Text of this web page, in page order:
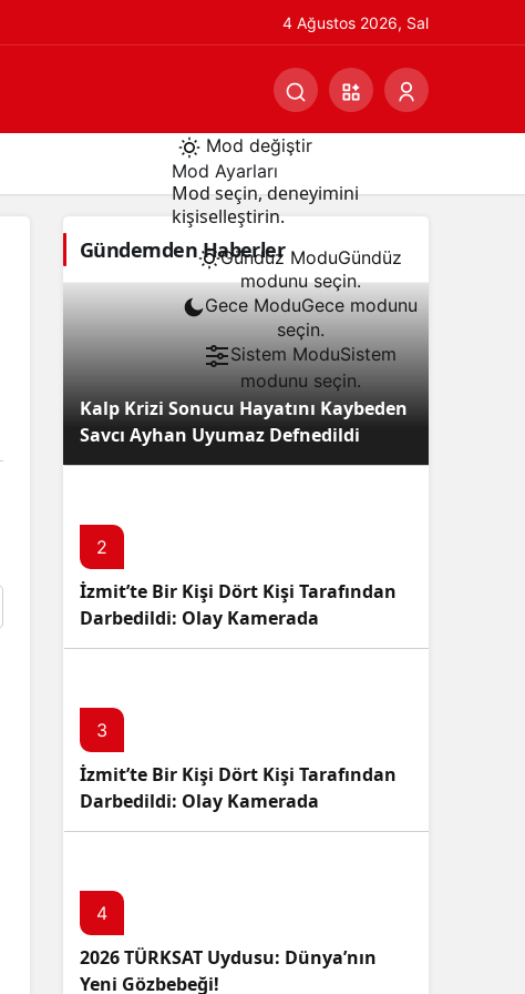
4 Ağustos 2026, Sal
Mod değiştir
Mod Ayarları
Mod seçin, deneyimini
kişiselleştirin.
Gündüz ModuGündüz
modunu seçin.
Gece ModuGece modunu
seçin.
Sistem ModuSistem
modunu seçin.
Gündemden Haberler
Kalp Krizi Sonucu Hayatını Kaybeden
Savcı Ayhan Uyumaz Defnedildi
2
İzmit’te Bir Kişi Dört Kişi Tarafından
Darbedildi: Olay Kamerada
3
İzmit’te Bir Kişi Dört Kişi Tarafından
Darbedildi: Olay Kamerada
4
2026 TÜRKSAT Uydusu: Dünya’nın
Yeni Gözbebeği!